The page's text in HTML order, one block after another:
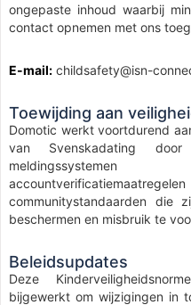
ongepaste inhoud waarbij
contact opnemen met ons
E-mail: childsafety@isn-
Toewijding aan
Domotic werkt voortdurend
van Svenskadating
communitystandaarden die
beschermen en misbruik te
Beleidsupdates
Deze
bijgewerkt om wijzigingen in